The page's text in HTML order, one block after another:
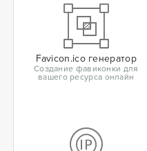
Favicon.ico генератор
Создание фавиконки для
вашего ресурса онлайн